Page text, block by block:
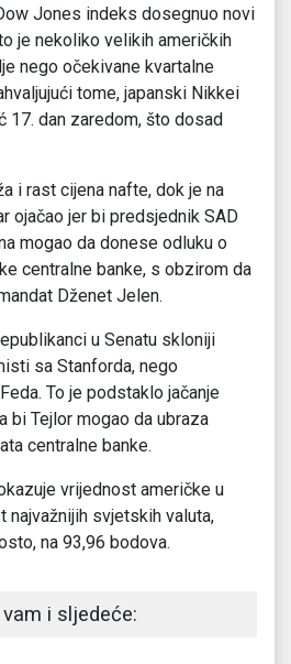
Jones indeks dosegnuo novi
je nekoliko velikih američkih
nego očekivane kvartalne
tome, japanski Nikkei
17. dan zaredom, što dosad
i rast cijena nafte, dok je na
ojačao jer bi predsjednik SAD
mogao da donese odluku o
centralne banke, s obzirom da
Dženet Jelen.
u Senatu skloniji
sa Stanforda, nego
To je podstaklo jačanje
bi Tejlor mogao da ubraza
centralne banke.
vrijednost američke u
najvažnijih svjetskih valuta,
na 93,96 bodova.
i sljedeće: